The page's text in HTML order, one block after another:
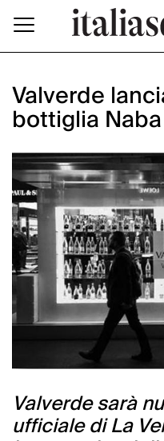
Valverde
bottiglia
Valverde sarà
ufficiale di La